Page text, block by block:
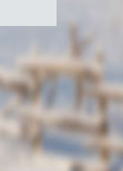
Canada